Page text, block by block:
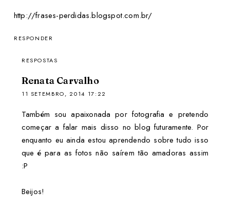
http://frases-perdidas.blogspot.com.br/
RESPONDER
RESPOSTAS
Renata Carvalho
11 SETEMBRO, 2014 17:22
Também sou apaixonada por fotografia e pretendo
começar a falar mais disso no blog futuramente. Por
enquanto eu ainda estou aprendendo sobre tudo isso
que é para as fotos não saírem tão amadoras assim
:P
Beijos!